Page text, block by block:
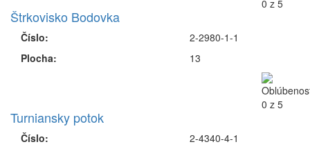
Štrkovisko Bodovka
Číslo:
Plocha:
2-2980-1-1
13
Turniansky potok
Číslo:
2-4340-4-1